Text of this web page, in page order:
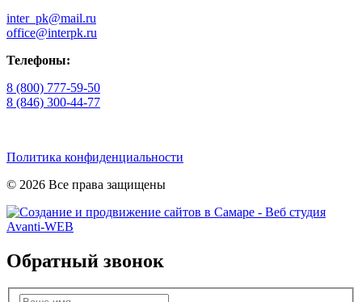
inter_pk@mail.ru
office@interpk.ru
Телефоны:
8 (800) 777-59-50
8 (846) 300-44-77
Политика конфиденциальности
© 2026 Все права защищены
Обратный звонок